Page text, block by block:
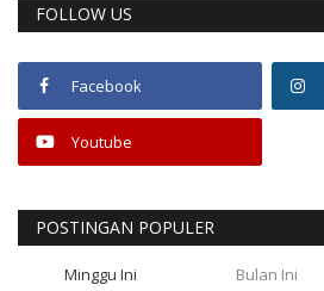
FOLLOW US
Facebook
Youtube
POSTINGAN POPULER
Minggu Ini Bulan Ini